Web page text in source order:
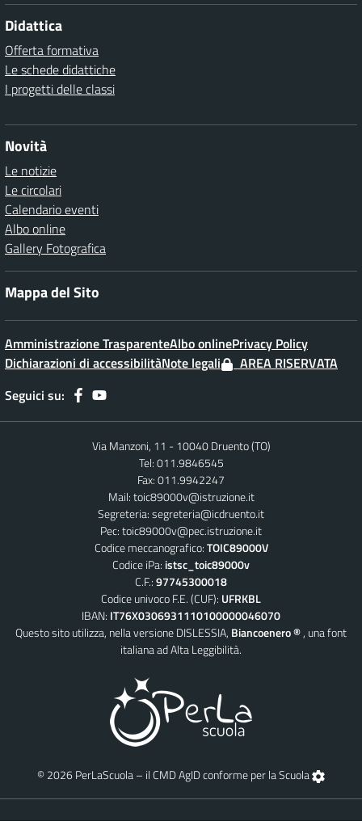
Didattica
Offerta formativa
Le schede didattiche
I progetti delle classi
Novità
Le notizie
Le circolari
Calendario eventi
Albo online
Gallery Fotografica
Mappa del Sito
Amministrazione TrasparenteAlbo onlinePrivacy Policy
Dichiarazioni di accessibilitàNote legali
AREA RISERVATA
Seguici su:
Via Manzoni, 11 - 10040 Druento (TO)
Tel: 011.9846545
Fax: 011.9942247
Mail:toic89000v@istruzione.it
Segreteria:segreteria@icdruento.it
Pec:toic89000v@pec.istruzione.it
Codice meccanografico:TOIC89000V
Codice iPa: istsc_toic89000v
C.F.:97745300018
Codice univoco F.E. (CUF): UFRKBL
IBAN: IT76X0306931110100000046070
Questo sito utilizza, nella versione DISLESSIA, Biancoenero ®, una font
italiana ad Alta Leggibilità.
© 2026 PerLaScuola – il CMD AgID conforme per la Scuola